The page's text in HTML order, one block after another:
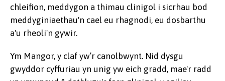
chleifion, meddygon a thimau clinigol i sicrhau bod
meddyginiaethau'n cael eu rhagnodi, eu dosbarthu
a'u rheoli'n gywir.
Ym Mangor, y claf yw’r canolbwynt. Nid dysgu
gwyddor cyffuriau yn unig yw eich gradd, mae'r radd